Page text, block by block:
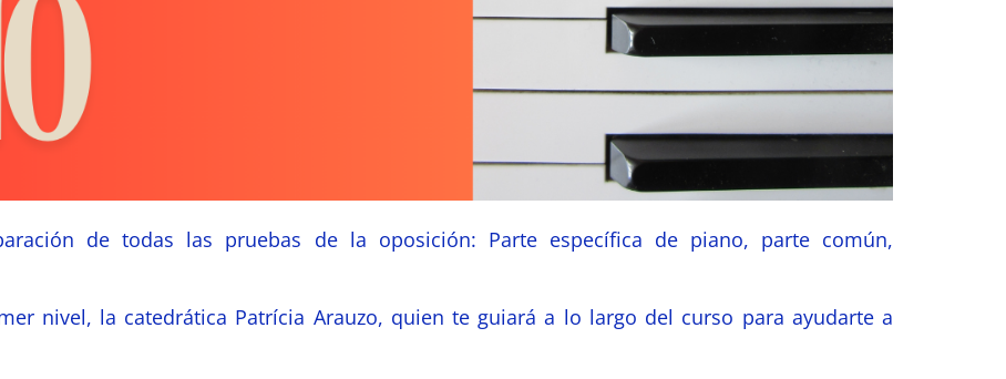
de todas las pruebas de la oposición: Parte específica de piano, parte común,
nivel, la catedrática Patrícia Arauzo, quien te guiará a lo largo del curso para ayudarte a